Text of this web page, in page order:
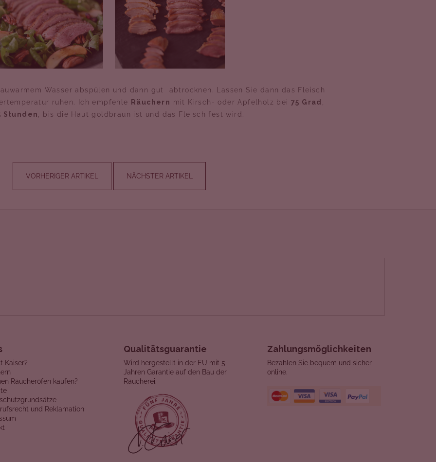
Wasser abspülen und dann gut abtrocknen. Lassen Sie dann das Fleisch
ruhen. Ich empfehle
Räuchern mit Kirsch- oder Apfelholz bei 75 Grad
Stunden , bis die Haut goldbraun ist und das Fleisch fest wird.
VORHERIGER ARTIKEL NÄCHSTER ARTIKEL
Kaiser?
Räucheröfen kaufen?
und Reklamation
Qualitätsguarantie
Wird hergestellt in der EU mit 5
Jahren Garantie auf den Bau der
Räucherei.
Zahlungsmöglichkeiten
Bezahlen Sie bequem und sicher
online.